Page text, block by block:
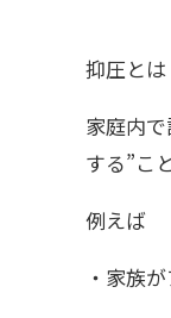
抑圧とは
家庭内
する”こ
例えば
・家族